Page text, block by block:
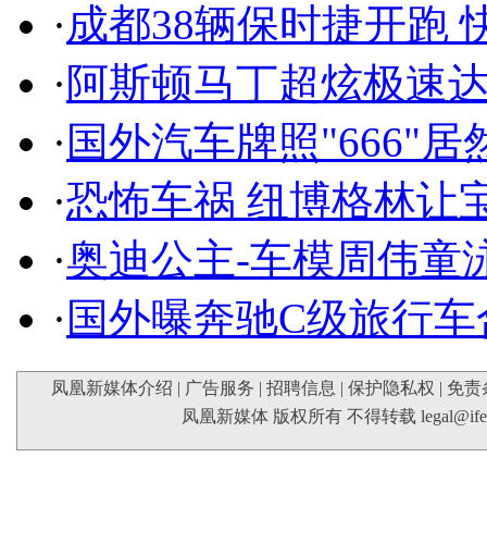
·成都38辆保时捷开跑
·阿斯顿马丁超炫极速
· 国外汽车牌照"666"居
·恐怖车祸 纽博格林让
·奥迪公主-车模周伟童
· 国外曝奔驰C级旅行
凤凰新媒体介绍 | 广告服务 | 招聘信息 | 保护隐私权 | 免责
凤凰新媒体 版权所有 不得转载